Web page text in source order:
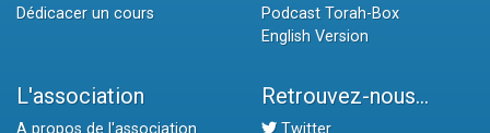
Dédicacer un cours
Podcast Torah-Box
English Version
L'association
A propos de l'association
Retrouvez-nous...
Twitter